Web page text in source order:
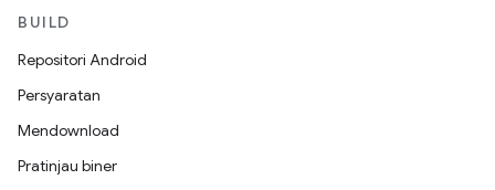
BUILD
Repositori Android
Persyaratan
Mendownload
Pratinjau biner